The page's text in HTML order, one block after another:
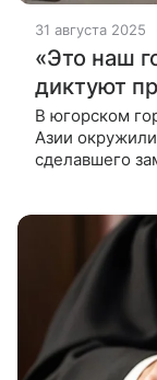
31 августа 2025
«Это наш
диктуют
В югорском
Азии
сделавшего